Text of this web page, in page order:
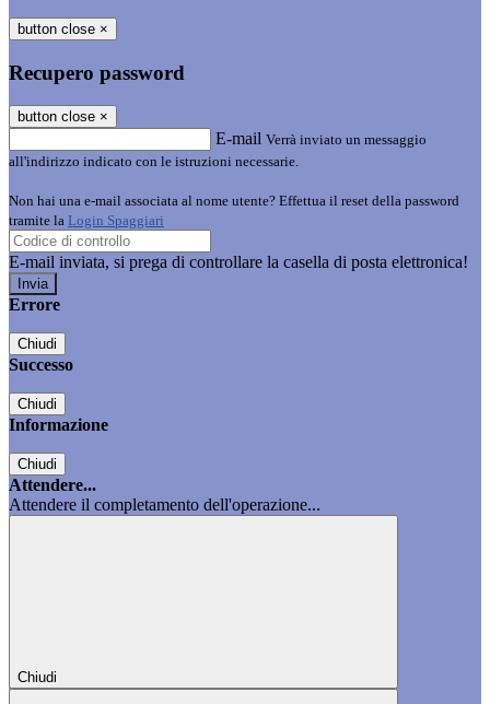
button close ×
Recupero password
button close ×
E-mail Verrà inviato un messaggio
all'indirizzo indicato con le istruzioni necessarie.
Non hai una e-mail associata al nome utente? Effettua il reset della password
tramite la Login Spaggiari
E-mail inviata, si prega di controllare la casella di posta elettronica!
Errore
Chiudi
Successo
Chiudi
Informazione
Chiudi
Attendere...
Attendere il completamento dell'operazione...
Chiudi